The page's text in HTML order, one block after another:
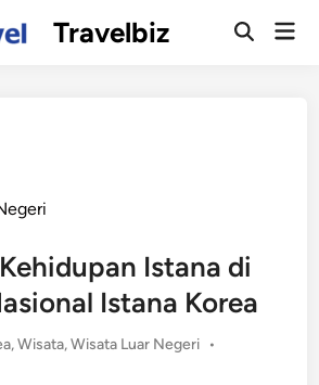
Travelbiz
Open
Istana di
Istana Korea
,Wisata,Wisata Luar Negeri •